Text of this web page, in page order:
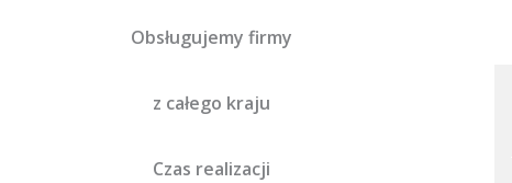
Obsługujemy firmy
z całego kraju
Czas realizacji